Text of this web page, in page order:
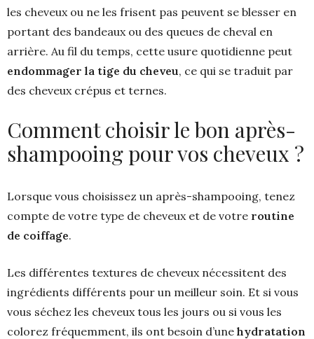
les cheveux ou ne les frisent pas peuvent se blesser en
portant des bandeaux ou des queues de cheval en
arrière. Au fil du temps, cette usure quotidienne peut
endommager la tige du cheveu, ce qui se traduit par
des cheveux crépus et ternes.
Comment choisir le bon après-
shampooing pour vos cheveux ?
Lorsque vous choisissez un après-shampooing, tenez
compte de votre type de cheveux et de votre routine
de coiffage.
Les différentes textures de cheveux nécessitent des
ingrédients différents pour un meilleur soin. Et si vous
vous séchez les cheveux tous les jours ou si vous les
colorez fréquemment, ils ont besoin d’une hydratation